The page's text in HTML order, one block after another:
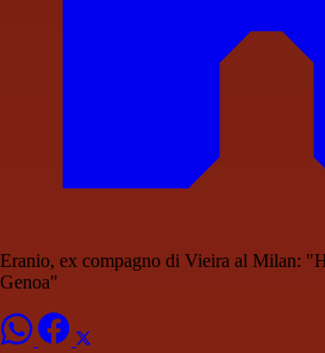
Eranio, ex compagno di Vieira al Milan:
Genoa"